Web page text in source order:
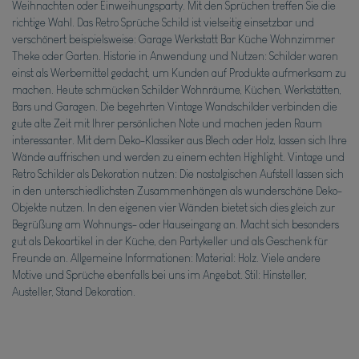
Weihnachten oder Einweihungsparty. Mit den Sprüchen treffen Sie die
richtige Wahl. Das Retro Sprüche Schild ist vielseitig einsetzbar und
verschönert beispielsweise: Garage Werkstatt Bar Küche Wohnzimmer
Theke oder Garten. Historie in Anwendung und Nutzen: Schilder waren
einst als Werbemittel gedacht, um Kunden auf Produkte aufmerksam zu
machen. Heute schmücken Schilder Wohnräume, Küchen, Werkstätten,
Bars und Garagen. Die begehrten Vintage Wandschilder verbinden die
gute alte Zeit mit Ihrer persönlichen Note und machen jeden Raum
interessanter. Mit dem Deko-Klassiker aus Blech oder Holz, lassen sich Ihre
Wände auffrischen und werden zu einem echten Highlight. Vintage und
Retro Schilder als Dekoration nutzen: Die nostalgischen Aufstell lassen sich
in den unterschiedlichsten Zusammenhängen als wunderschöne Deko-
Objekte nutzen. In den eigenen vier Wänden bietet sich dies gleich zur
Begrüßung am Wohnungs- oder Hauseingang an. Macht sich besonders
gut als Dekoartikel in der Küche, den Partykeller und als Geschenk für
Freunde an. Allgemeine Informationen: Material: Holz. Viele andere
Motive und Sprüche ebenfalls bei uns im Angebot. Stil: Hinsteller,
Austeller, Stand Dekoration.